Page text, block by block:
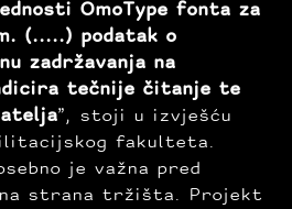
OmoType fonta za
(.....) podatak o
zadržavanja na
tečnije čitanje te
”, stoji u izvješću
fakulteta.
je važna pred
na strana tržišta. Projekt